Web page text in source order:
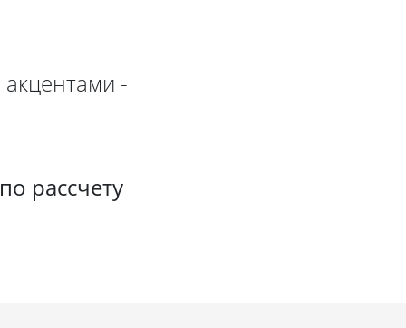
-
рассчету